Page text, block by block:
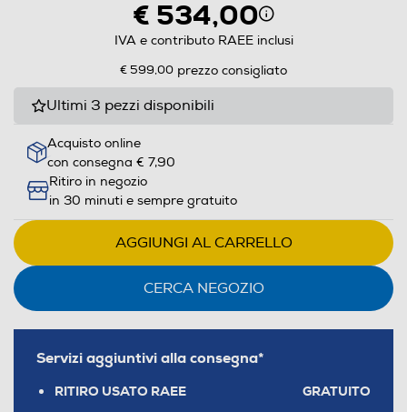
€ 534,00
IVA e contributo RAEE inclusi
€ 599,00 prezzo consigliato
Ultimi 3 pezzi disponibili
Acquisto online
con consegna € 7,90
Ritiro in negozio
in 30 minuti e sempre gratuito
AGGIUNGI AL CARRELLO
CERCA NEGOZIO
Servizi aggiuntivi alla consegna*
RITIRO USATO RAEE GRATUITO